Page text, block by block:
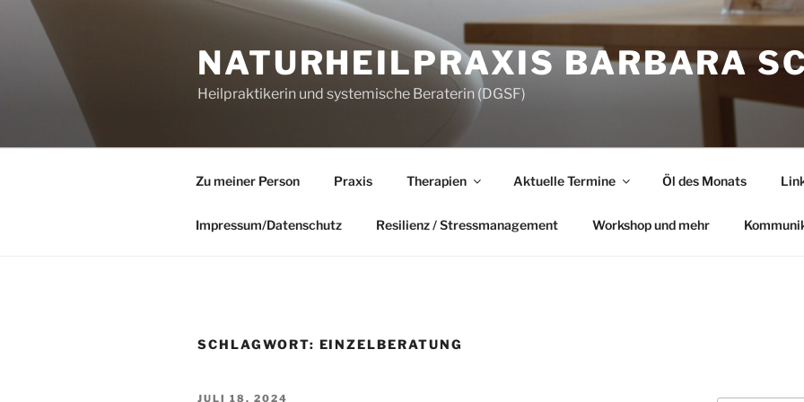
springen
NATURHEILPRAXIS BARBARA
Heilpraktikerin und systemische Beraterin (DGSF)
Zu meiner Person Praxis Therapien Aktuelle Termine Öl des Monats
Impressum/Datenschutz Resilienz / Stressmanagement Workshop und mehr
SCHLAGWORT: EINZELBERATUNG
VERÖFFENTLICHT
JULI 18, 2024